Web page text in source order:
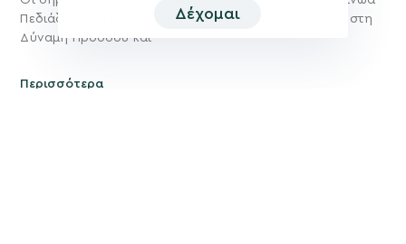
Πεδιάδας του μέλλοντος και έδωσαν ισχυρή εντολή στη
Δύναμη Προόδου και
Περισσότερα
Δέχομαι